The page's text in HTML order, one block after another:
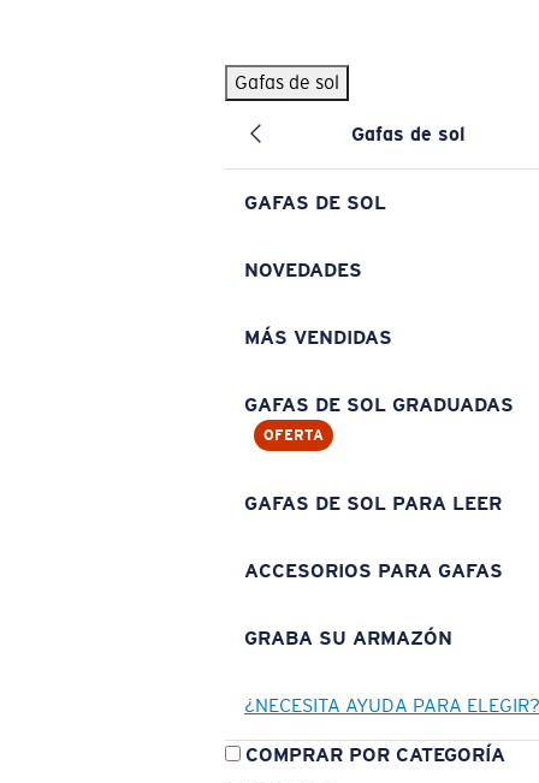
Gafas de sol
Gafas de sol
GAFAS DE SOL
NOVEDADES
MÁS VENDIDAS
GAFAS DE SOL GRADUADAS
OFERTA
GAFAS DE SOL PARA LEER
ACCESORIOS PARA GAFAS
GRABA SU ARMAZÓN
¿NECESITA AYUDA PARA ELEGIR?
COMPRAR POR CATEGORÍA
BÚSQUEDAS POPULARES
Pilothouse PRO Limited Edition Pack Exclusivo
Gafas de sol personalizadas
Los más vendidos de gafas de sol